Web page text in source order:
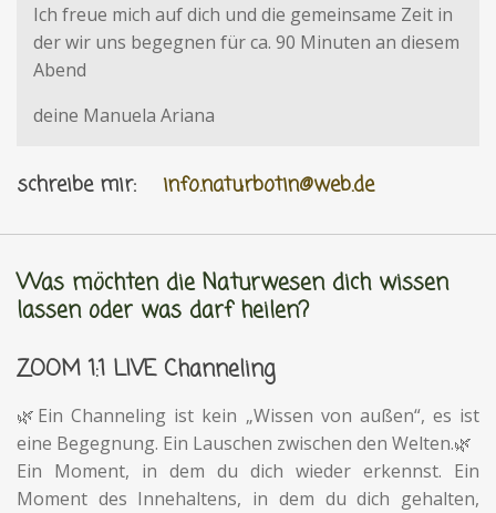
Ich freue mich auf dich und die gemeinsame Zeit in
der wir uns begegnen für ca. 90 Minuten an diesem
Abend
deine Manuela Ariana
schreibe mir: info.naturbotin@web.de
Was möchten die Naturwesen dich wissen
lassen oder was darf heilen?
ZOOM 1:1 LIVE Channeling
🌿Ein Channeling ist kein „Wissen von außen“, es ist
eine Begegnung. Ein Lauschen zwischen den Welten.🌿
Ein Moment, in dem du dich wieder erkennst. Ein
Moment des Innehaltens, in dem du dich gehalten,